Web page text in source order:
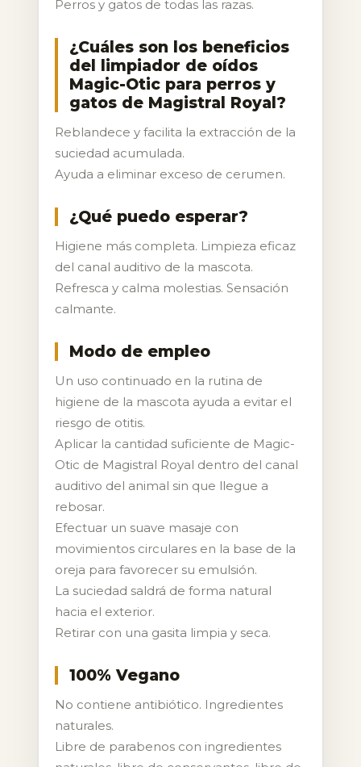
Perros y gatos de todas las razas.
¿Cuáles son los beneficios
del limpiador de oídos
Magic-Otic para perros y
gatos de Magistral Royal?
Reblandece y facilita la extracción de la
suciedad acumulada.
Ayuda a eliminar exceso de cerumen.
¿Qué puedo esperar?
Higiene más completa. Limpieza eficaz
del canal auditivo de la mascota.
Refresca y calma molestias. Sensación
calmante.
Modo de empleo
Un uso continuado en la rutina de
higiene de la mascota ayuda a evitar el
riesgo de otitis.
Aplicar la cantidad suficiente de Magic-
Otic de Magistral Royal dentro del canal
auditivo del animal sin que llegue a
rebosar.
Efectuar un suave masaje con
movimientos circulares en la base de la
oreja para favorecer su emulsión.
La suciedad saldrá de forma natural
hacia el exterior.
Retirar con una gasita limpia y seca.
100% Vegano
No contiene antibiótico. Ingredientes
naturales.
Libre de parabenos con ingredientes